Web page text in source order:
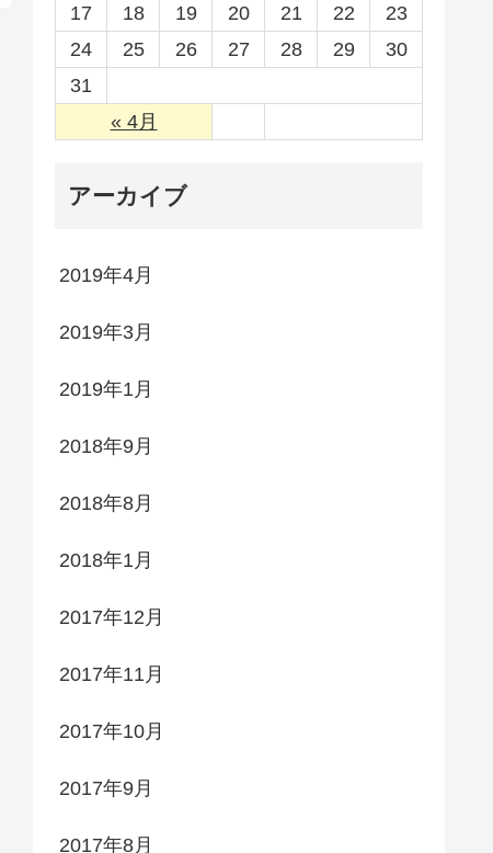
« 4月
17
18 19 20 21 22
23
24
25 26 27 28 29
30
31
アーカイブ
2019年4月
2019年3月
2019年1月
2018年9月
2018年8月
2018年1月
2017年12月
2017年11月
2017年10月
2017年9月
2017年8月